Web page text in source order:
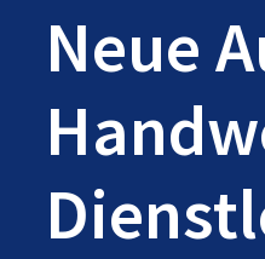
Neue